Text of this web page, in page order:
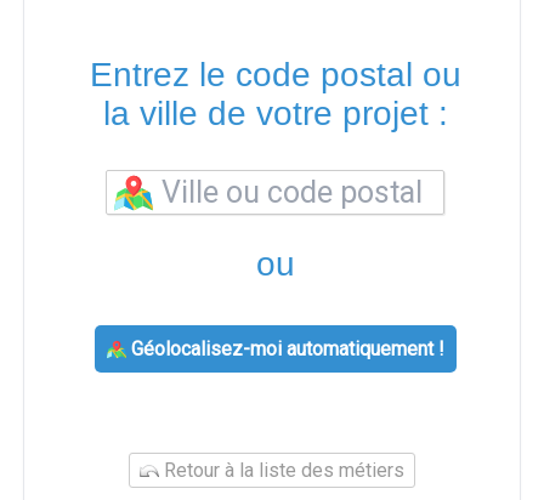
Entrez le code postal ou
la ville de votre projet :
ou
Géolocalisez-moi automatiquement !
Retour à la liste des métiers